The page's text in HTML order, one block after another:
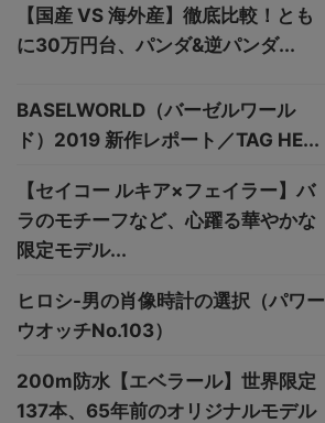
【国産 VS 海外産】徹底比較！とも
に30万円台、パンダ&逆パンダ...
BASELWORLD（バーゼルワール
ド）2019 新作レポート／TAG HE...
【セイコー ルキア×フェイラー】バ
ラのモチーフなど、心躍る華やかな
限定モデル...
ヒロシ-男の肖像時計の選択（パワー
ウオッチNo.103）
200m防水【エベラール】世界限定
137本、65年前のオリジナルモデル